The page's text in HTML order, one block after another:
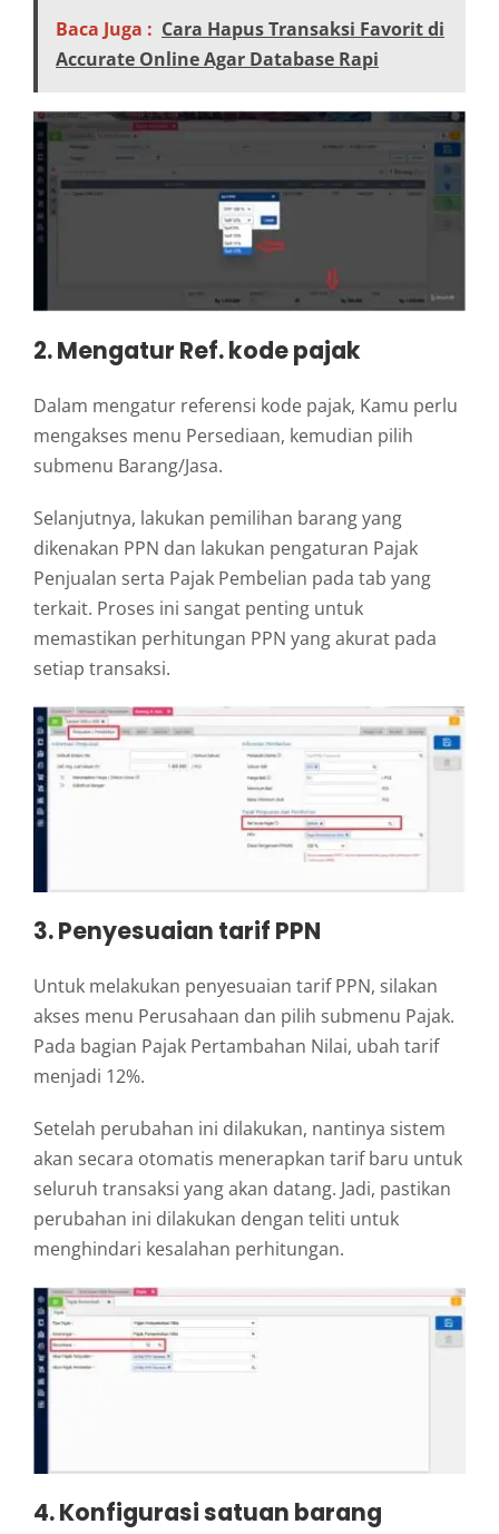
Baca Juga : Cara Hapus Transaksi Favorit di
Accurate Online Agar Database Rapi
2. Mengatur Ref. kode pajak
Dalam mengatur referensi kode pajak, Kamu perlu
mengakses menu Persediaan, kemudian pilih
submenu Barang/Jasa.
Selanjutnya, lakukan pemilihan barang yang
dikenakan PPN dan lakukan pengaturan Pajak
Penjualan serta Pajak Pembelian pada tab yang
terkait. Proses ini sangat penting untuk
memastikan perhitungan PPN yang akurat pada
setiap transaksi.
3. Penyesuaian tarif PPN
Untuk melakukan penyesuaian tarif PPN, silakan
akses menu Perusahaan dan pilih submenu Pajak.
Pada bagian Pajak Pertambahan Nilai, ubah tarif
menjadi 12%.
Setelah perubahan ini dilakukan, nantinya sistem
akan secara otomatis menerapkan tarif baru untuk
seluruh transaksi yang akan datang. Jadi, pastikan
perubahan ini dilakukan dengan teliti untuk
menghindari kesalahan perhitungan.
4. Konfigurasi satuan barang